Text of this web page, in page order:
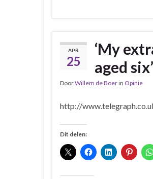
APR
25
‘My
aged six’
DoorWillem de Boerin Opinie
http://
Dit delen: